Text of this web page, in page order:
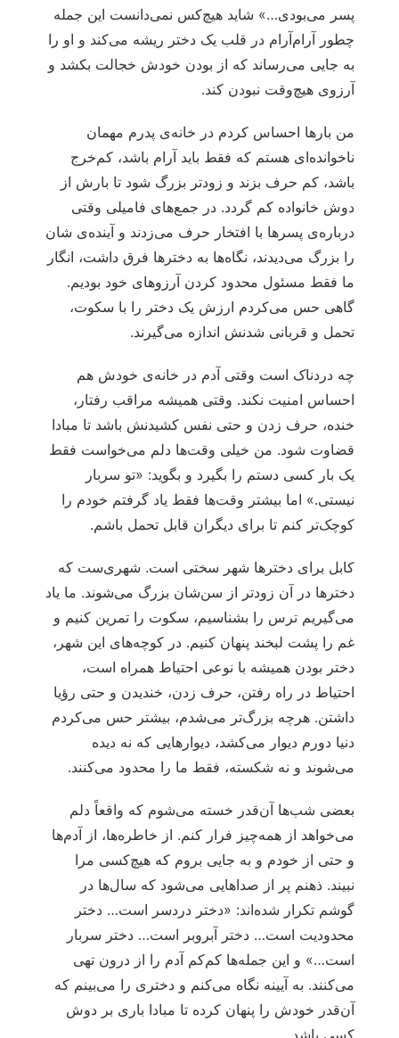
پسر می‌بودی…» شاید هیچ‌کس نمی‌دانست این جمله
چطور آرام‌آرام در قلب یک دختر ریشه می‌کند و او را
به جایی می‌رساند که از بودن خودش خجالت بکشد و
آرزوی هیچ‌وقت نبودن کند.
من بارها احساس کردم در خانه‌ی پدرم مهمان
ناخوانده‌ای هستم که فقط باید آرام باشد، کم‌خرج
باشد، کم حرف بزند و زودتر بزرگ شود تا بارش از
دوش خانواده کم گردد. در جمع‌های فامیلی وقتی
درباره‌ی پسرها با افتخار حرف می‌زدند و آینده‌ی شان
را بزرگ می‌دیدند، نگاه‌ها به دخترها فرق داشت، انگار
ما فقط مسئول محدود کردن آرزوهای‌ خود بودیم.
گاهی حس می‌کردم ارزش یک دختر را با سکوت،
تحمل و قربانی شدنش اندازه می‌گیرند.
چه دردناک است وقتی آدم در خانه‌ی خودش هم
احساس امنیت نکند. وقتی همیشه مراقب رفتار،
خنده، حرف زدن و حتی نفس کشیدنش باشد تا مبادا
قضاوت شود. من خیلی وقت‌ها دلم می‌خواست فقط
یک بار کسی دستم را بگیرد و بگوید: «تو سربار
نیستی.» اما بیشتر وقت‌ها فقط یاد گرفتم خودم را
کوچک‌تر کنم تا برای دیگران قابل تحمل باشم.
کابل برای دخترها شهر سختی است. شهری‌ست که
دخترها در آن زودتر از سن‌شان بزرگ می‌شوند. ما یاد
می‌گیریم ترس را بشناسیم، سکوت را تمرین کنیم و
غم را پشت لبخند پنهان کنیم. در کوچه‌های این شهر،
دختر بودن همیشه با نوعی احتیاط همراه است،
احتیاط در راه رفتن، حرف زدن، خندیدن و حتی رؤیا
داشتن. هرچه بزرگ‌تر می‌شدم، بیشتر حس می‌کردم
دنیا دورم دیوار می‌کشد، دیوارهایی که نه دیده
می‌شوند و نه شکسته، فقط ما را محدود می‌کنند.
بعضی شب‌ها آن‌قدر خسته می‌شوم که واقعاً دلم
می‌خواهد از همه‌چیز فرار کنم. از خاطره‌ها، از آدم‌ها
و حتی از خودم و به جایی بروم که هیچ‌کسی مرا
نبیند. ذهنم پر از صداهایی می‌شود که سال‌ها در
گوشم تکرار شده‌اند: «دختر دردسر است… دختر
محدودیت است… دختر آبروبر است… دختر سربار
است…» و این جمله‌ها کم‌کم آدم را از درون تهی
می‌کنند. به آیینه نگاه می‌کنم و دختری را می‌بینم که
آن‌قدر خودش را پنهان کرده تا مبادا باری بر دوش